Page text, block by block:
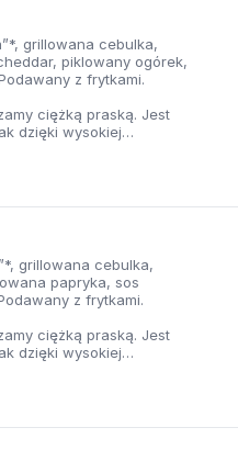
grillowana cebulka,
piklowany ogórek,
z frytkami.
ciężką praską. Jest
dzięki wysokiej
grillowana cebulka,
papryka, sos
z frytkami.
ciężką praską. Jest
dzięki wysokiej